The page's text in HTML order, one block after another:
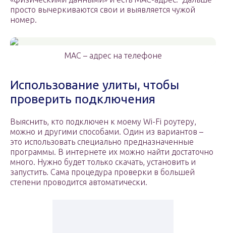
просто вычеркиваются свои и выявляется чужой
номер.
МАС – адрес на телефоне
Использование улиты, чтобы
проверить подключения
Выяснить, кто подключен к моему Wi-Fi роутеру,
можно и другими способами. Один из вариантов –
это использовать специально предназначенные
программы. В интернете их можно найти достаточно
много. Нужно будет только скачать, установить и
запустить. Сама процедура проверки в большей
степени проводится автоматически.